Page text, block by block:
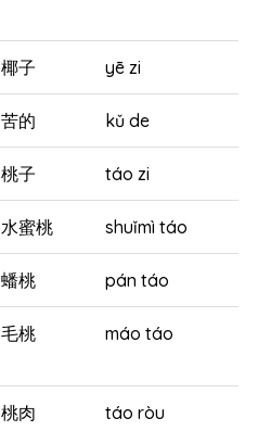
椰子 yē zi
苦的 kǔ de
桃子 táo zi
水蜜桃 shuǐmì táo
蟠桃 pán táo
毛桃 máo táo
桃肉 táo ròu